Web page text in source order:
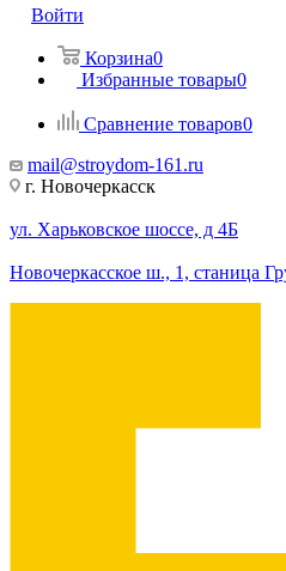
Войти
Корзина0
Избранные товары0
Сравнение товаров0
mail@stroydom-161.ru
г. Новочеркасск
ул. Харьковское шоссе, д 4Б
Новочеркасское ш., 1, станица